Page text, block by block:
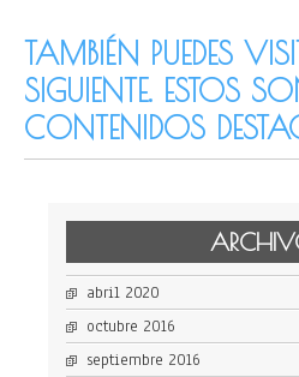
TAMBIÉN PUEDES
SIGUIENTE. ESTOS
CONTENIDOS
abril 2020
octubre 2016
septiembre 2016